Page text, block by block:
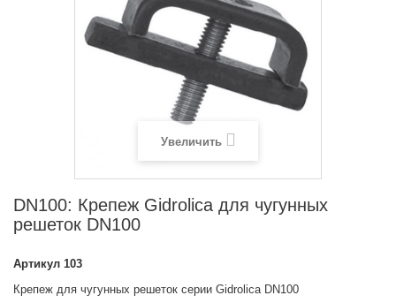
Увеличить
DN100: Крепеж Gidrolica для чугунных
решеток DN100
Артикул 103
Крепеж для чугунных решеток серии Gidrolica DN100